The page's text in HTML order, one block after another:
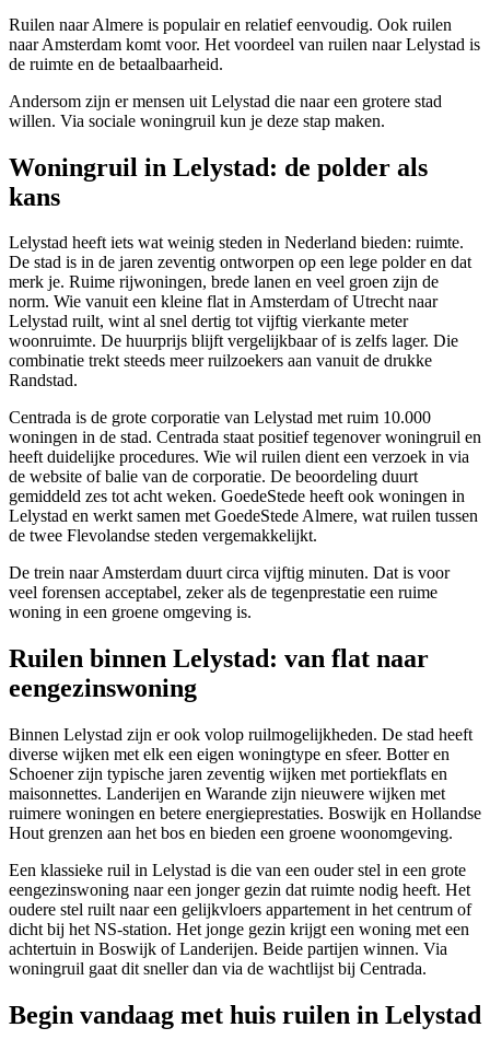
Ruilen naar Almere is populair en relatief eenvoudig. Ook ruilen
naar Amsterdam komt voor. Het voordeel van ruilen naar Lelystad is
de ruimte en de betaalbaarheid.
Andersom zijn er mensen uit Lelystad die naar een grotere stad
willen. Via sociale woningruil kun je deze stap maken.
Woningruil in Lelystad: de polder als
kans
Lelystad heeft iets wat weinig steden in Nederland bieden: ruimte.
De stad is in de jaren zeventig ontworpen op een lege polder en dat
merk je. Ruime rijwoningen, brede lanen en veel groen zijn de
norm. Wie vanuit een kleine flat in Amsterdam ofUtrechtnaar
Lelystad ruilt, wint al snel dertig tot vijftig vierkante meter
woonruimte. De huurprijs blijft vergelijkbaar of is zelfs lager. Die
combinatie trekt steeds meer ruilzoekers aan vanuit de drukke
Randstad.
Centrada is de grote corporatie van Lelystad met ruim 10.000
woningen in de stad. Centrada staat positief tegenover woningruil en
heeft duidelijke procedures. Wie wil ruilen dient een verzoek in via
de website of balie van de corporatie. De beoordeling duurt
gemiddeld zes tot acht weken. GoedeStede heeft ook woningen in
Lelystad en werkt samen met GoedeStede Almere, wat ruilen tussen
de twee Flevolandse steden vergemakkelijkt.
De trein naar Amsterdam duurt circa vijftig minuten. Dat is voor
veel forensen acceptabel, zeker als de tegenprestatie een ruime
woning in een groene omgeving is.
Ruilen binnen Lelystad: van flat naar
eengezinswoning
Binnen Lelystad zijn er ook volop ruilmogelijkheden. De stad heeft
diverse wijken met elk een eigen woningtype en sfeer. Botter en
Schoener zijn typische jaren zeventig wijken met portiekflats en
maisonnettes. Landerijen en Warande zijn nieuwere wijken met
ruimere woningen en betere energieprestaties. Boswijk en Hollandse
Hout grenzen aan het bos en bieden een groene woonomgeving.
Een klassieke ruil in Lelystad is die van een ouder stel in een grote
eengezinswoning naar een jonger gezin dat ruimte nodig heeft. Het
oudere stel ruilt naar een gelijkvloers appartement in het centrum of
dicht bij het NS-station. Het jonge gezin krijgt een woning met een
achtertuin in Boswijk of Landerijen. Beide partijen winnen. Via
woningruil gaat dit sneller dan via de wachtlijst bij Centrada.
Begin vandaag met huis ruilen in Lelystad